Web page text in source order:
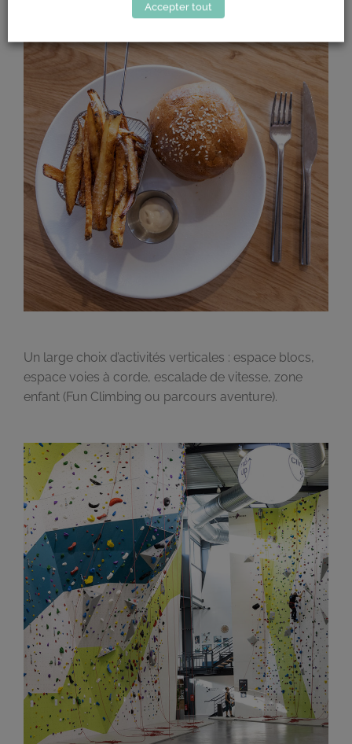
Un large choix d’activités verticales : espace blocs,
espace voies à corde, escalade de vitesse, zone
enfant (Fun Climbing ou parcours aventure).
Accepter tout